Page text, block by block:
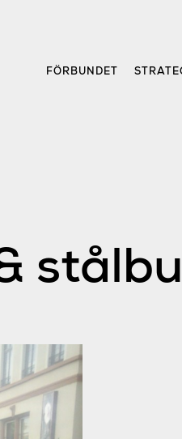
FÖRBUNDET